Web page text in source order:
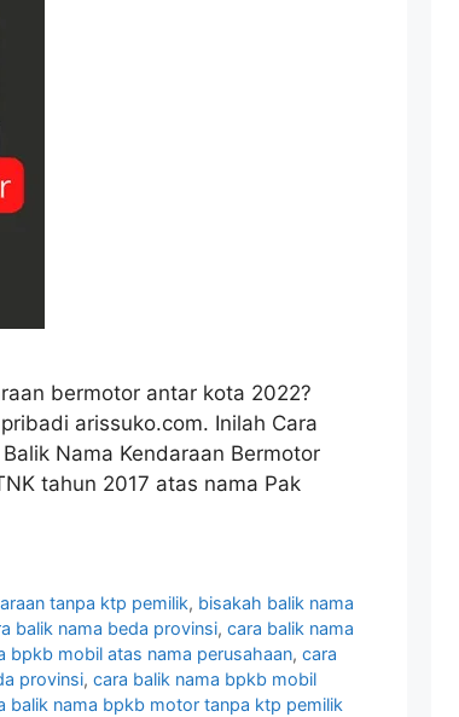
bermotor antar kota 2022?
arissuko.com. Inilah Cara
Nama Kendaraan Bermotor
tahun 2017 atas nama Pak
tanpa ktp pemilik, bisakah balik nama
balik nama beda provinsi, cara balik nama
bpkb mobil atas nama perusahaan, cara
provinsi, cara balik nama bpkb mobil
balik nama bpkb motor tanpa ktp pemilik